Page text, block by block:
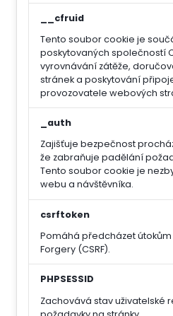
__cfruid
Tento soubor cookie je
poskytovaných společností
vyrovnávání zátěže,
stránek a poskytování
provozovatele webových
_auth
Zajišťuje bezpečnost
že zabraňuje padělání
Tento soubor cookie je
webu a návštěvníka.
csrftoken
Pomáhá předcházet
Forgery (CSRF).
PHPSESSID
Zachovává stav uživatelské